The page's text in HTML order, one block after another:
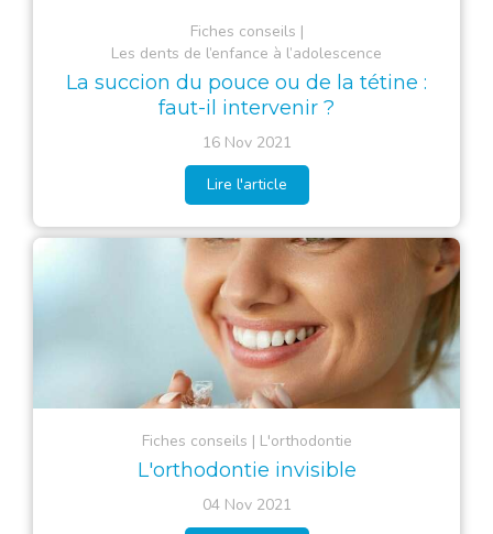
Fiches conseils
Les dents de l’enfance à l’adolescence
La succion du pouce ou de la tétine :
faut-il intervenir ?
16 Nov 2021
Lire l'article
Fiches conseils L'orthodontie
L'orthodontie invisible
04 Nov 2021